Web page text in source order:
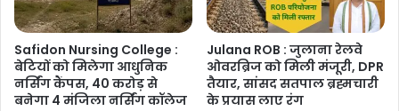
Safidon Nursing College :
बेटियों को मिलेगा आधुनिक
नर्सिंग कैंपस, 40 करोड़ से
बनेगा 4 मंजिला नर्सिंग कॉलेज
Julana ROB : जुलाना रेलवे
ओवरब्रिज को मिली मंजूरी, DPR
तैयार, सांसद सतपाल ब्रह्मचारी
के प्रयास लाए रंग